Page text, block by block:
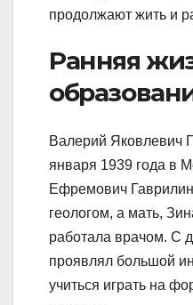
продолжают жить и
Ранняя
Валерий Яковлевич
января 1939 года в
Ефремович
геологом, а мать,
работала врачом. С
проявлял большой
учиться играть на